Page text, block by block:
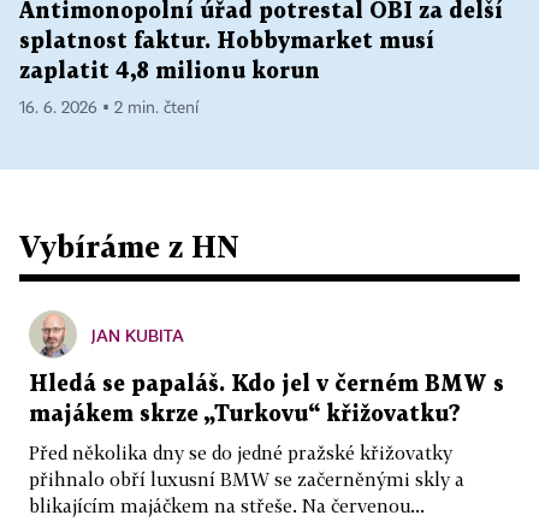
Antimonopolní úřad potrestal OBI za delší
splatnost faktur. Hobbymarket musí
zaplatit 4,8 milionu korun
16. 6. 2026 ▪ 2 min. čtení
Vybíráme z HN
JAN KUBITA
Hledá se papaláš. Kdo jel v černém BMW s
majákem skrze „Turkovu“ křižovatku?
Před několika dny se do jedné pražské křižovatky
přihnalo obří luxusní BMW se začerněnými skly a
blikajícím majáčkem na střeše. Na červenou...